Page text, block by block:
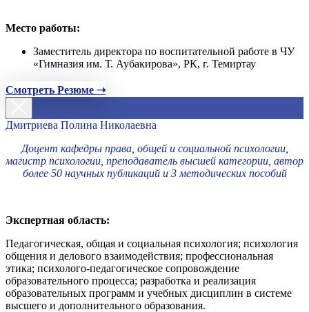
Место работы:
Заместитель директора по воспитательной работе в ЧУ
«Гимназия им. Т. Аубакирова», РК, г. Темиртау
Смотреть Резюме ➝
Дмитриева Полина Николаевна
Доцент кафедры права, общей и социальной психологии,
магистр психологии, преподаватель высшей категории, автор
более 50 научных публикаций и 3 методических пособий
Экспертная область:
Педагогическая, общая и социальная психология; психология
общения и делового взаимодействия; профессиональная
этика; психолого-педагогическое сопровождение
образовательного процесса; разработка и реализация
образовательных программ и учебных дисциплин в системе
высшего и дополнительного образования.